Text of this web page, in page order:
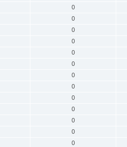
0
0
0
0
0
0
0
0
0
0
0
0
0